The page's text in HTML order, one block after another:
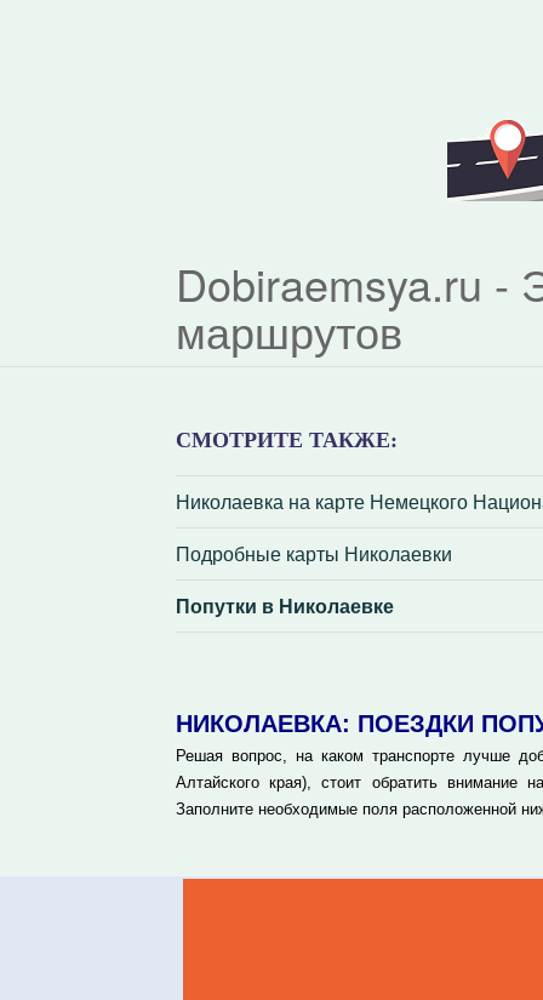
Dobiraemsya.ru -
маршрутов
СМОТРИТЕ ТАКЖЕ:
Николаевка на карте Немецкого
Подробные карты Николаевки
Попутки в Николаевке
НИКОЛАЕВКА: ПОЕЗДКИ
Решая вопрос, на каком транспорте лучше
Алтайского края), стоит обратить внимание
Заполните необходимые поля расположенной